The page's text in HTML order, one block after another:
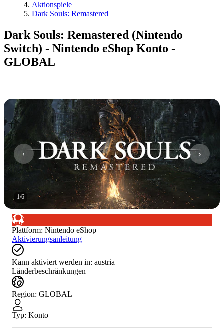
Aktionspiele
Dark Souls: Remastered
Dark Souls: Remastered (Nintendo
Switch) - Nintendo eShop Konto -
GLOBAL
1/6
Plattform: Nintendo eShop
Aktivierungsanleitung
Kann aktiviert werden in: austria
Länderbeschränkungen
Region: GLOBAL
Typ: Konto